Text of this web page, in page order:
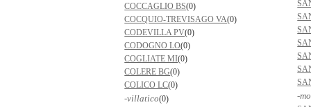
COCCAGLIO BS(0)
COCQUIO-TREVISAGO VA(0)
CODEVILLA PV(0)
CODOGNO LO(0)
COGLIATE MI(0)
COLERE BG(0)
COLICO LC(0)
-villatico(0)
-